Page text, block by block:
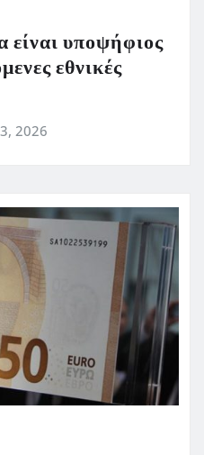
υποψήφιος
εθνικές
2026